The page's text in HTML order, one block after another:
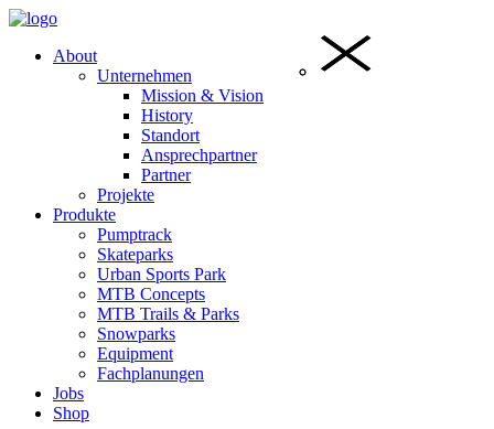
About
Unternehmen
Mission & Vision
History
Standort
Ansprechpartner
Partner
Projekte
Produkte
Pumptrack
Skateparks
Urban Sports Park
MTB Concepts
MTB Trails & Parks
Snowparks
Equipment
Fachplanungen
Jobs
Shop